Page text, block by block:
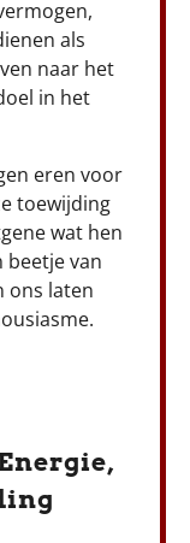
als
naar het
in het
eren voor
toewijding
wat hen
beetje van
ons laten